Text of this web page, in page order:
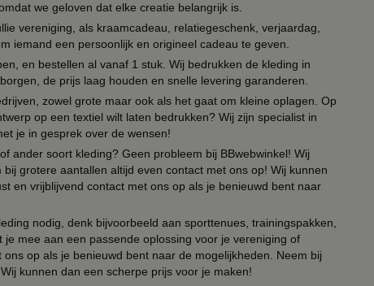
we geloven dat elke creatie belangrijk is.
vereniging, als kraamcadeau, relatiegeschenk, verjaardag,
iemand een persoonlijk en origineel cadeau te geven.
en bestellen al vanaf 1 stuk. Wij bedrukken de kleding in
de prijs laag houden en snelle levering garanderen.
zowel grote maar ook als het gaat om kleine oplagen. Op
op een textiel wilt laten bedrukken? Wij zijn specialist in
je in gesprek over de wensen!
ander soort kleding? Geen probleem bij BBwebwinkel! Wij
grotere aantallen altijd even contact met ons op! Wij kunnen
en vrijblijvend contact met ons op als je benieuwd bent naar
nodig, denk bijvoorbeeld aan sporttenues, trainingspakken,
mee aan een passende oplossing voor je vereniging of
op als je benieuwd bent naar de mogelijkheden. Neem bij
kunnen dan een scherpe prijs voor je maken!